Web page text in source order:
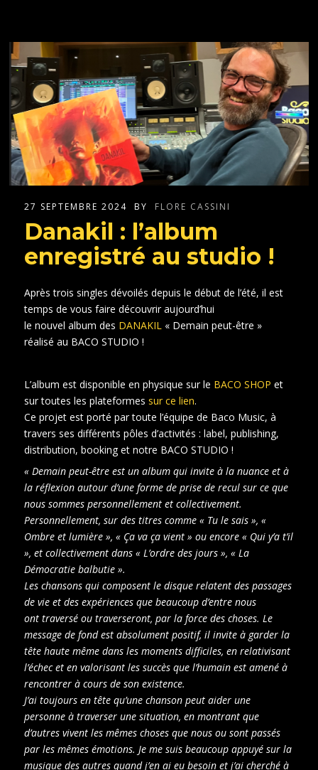
27 SEPTEMBRE 2024 BY FLORE CASSINI
Danakil : l’album
enregistré au studio !
Après trois singles dévoilés depuis le début de l’été, il est
temps de vous faire découvrir aujourd’hui
le nouvel album des DANAKIL « Demain peut-être »
réalisé au BACO STUDIO !
L’album est disponible en physique sur le BACO SHOP et
sur toutes les plateformessur ce lien.
Ce projet est porté par toute l’équipe de Baco Music, à
travers ses différents pôles d’activités : label, publishing,
distribution, booking et notre BACO STUDIO !
« Demain peut-être est un album qui invite à la nuance et à
la réflexion autour d’une forme de prise de recul sur ce que
nous sommes personnellement et collectivement.
Personnellement, sur des titres comme « Tu le sais », «
Ombre et lumière », « Ça va ça vient » ou encore « Qui y’a t’il
», et collectivement dans « L’ordre des jours », « La
Démocratie balbutie ».
Les chansons qui composent le disque relatent des passages
de vie et des expériences que beaucoup d’entre nous
ont traversé ou traverseront, par la force des choses. Le
message de fond est absolument positif, il invite à garder la
tête haute même dans les moments difficiles, en relativisant
l’échec et en valorisant les succès que l’humain est amené à
rencontrer à cours de son existence.
J’ai toujours en tête qu’une chanson peut aider une
personne à traverser une situation, en montrant que
d’autres vivent les mêmes choses que nous ou sont passés
par les mêmes émotions. Je me suis beaucoup appuyé sur la
musique des autres quand j’en ai eu besoin et j’ai cherché à